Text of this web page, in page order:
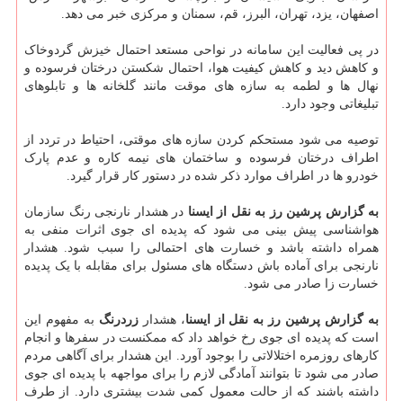
اصفهان، یزد، تهران، البرز، قم، سمنان و مرکزی خبر می دهد.
در پی فعالیت این سامانه در نواحی مستعد احتمال خیزش گردوخاک
و کاهش دید و کاهش کیفیت هوا، احتمال شکستن درختان فرسوده و
نهال ها و لطمه به سازه های موقت مانند گلخانه ها و تابلوهای
تبلیغاتی وجود دارد.
توصیه می شود مستحکم کردن سازه های موقتی، احتیاط در تردد از
اطراف درختان فرسوده و ساختمان های نیمه کاره و عدم پارک
خودرو ها در اطراف موارد ذکر شده در دستور کار قرار گیرد.
به گزارش پرشین رز به نقل از ایسنا در هشدار نارنجی رنگ سازمان
هواشناسی پیش بینی می شود که پدیده ای جوی اثرات منفی به
همراه داشته باشد و خسارت های احتمالی را سبب شود. هشدار
نارنجی برای آماده باش دستگاه های مسئول برای مقابله با یک پدیده
خسارت زا صادر می شود.
به گزارش پرشین رز به نقل از ایسنا، هشدارزردرنگ به مفهوم این
است که پدیده ای جوی رخ خواهد داد که ممکنست در سفرها و انجام
کارهای روزمره اختلالاتی را بوجود آورد. این هشدار برای آگاهی مردم
صادر می شود تا بتوانند آمادگی لازم را برای مواجهه با پدیده ای جوی
داشته باشند که از حالت معمول کمی شدت بیشتری دارد. از طرف